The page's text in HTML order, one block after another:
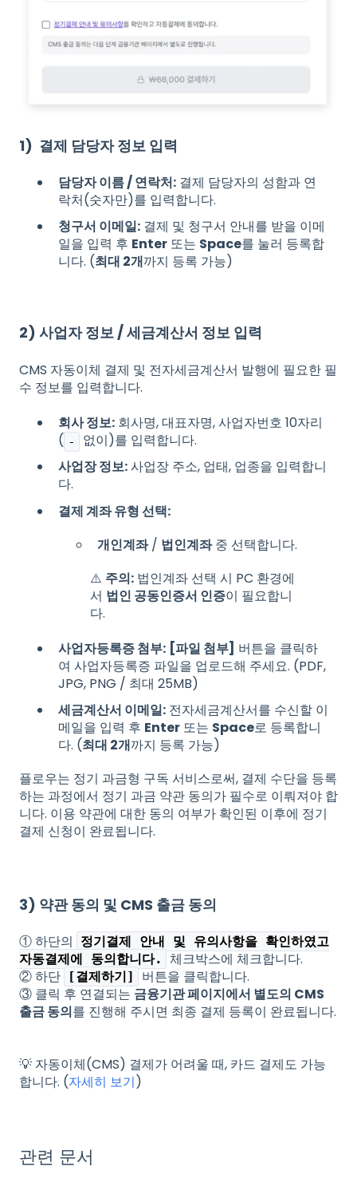
1) 결제 담당자 정보 입력
담당자 이름 / 연락처: 결제 담당자의 성함과 연
락처(숫자만)를 입력합니다.
청구서 이메일: 결제 및 청구서 안내를 받을 이메
일을 입력 후 Enter 또는 Space를 눌러 등록합
니다. (최대 2개까지 등록 가능)
2) 사업자 정보 / 세금계산서 정보 입력
CMS 자동이체 결제 및 전자세금계산서 발행에 필요한 필
수 정보를 입력합니다.
회사 정보: 회사명, 대표자명, 사업자번호 10자리
( -
없이)를 입력합니다.
사업장 정보:사업장 주소, 업태, 업종을 입력합니
다.
결제 계좌 유형 선택:
개인계좌/ 법인계좌중 선택합니다.
⚠️ 주의: 법인계좌 선택 시 PC 환경에
서 법인 공동인증서 인증이 필요합니
다.
사업자등록증 첨부: [파일 첨부] 버튼을 클릭하
여 사업자등록증 파일을 업로드해 주세요. (PDF,
JPG, PNG / 최대 25MB)
세금계산서 이메일: 전자세금계산서를 수신할 이
메일을 입력 후 Enter 또는 Space로 등록합니
다. (최대 2개까지 등록 가능)
플로우는 정기 과금형 구독 서비스로써, 결제 수단을 등록
하는 과정에서 정기 과금 약관 동의가 필수로 이뤄져야 합
니다. 이용 약관에 대한 동의 여부가 확인된 이후에 정기
결제 신청이 완료됩니다.
3) 약관 동의 및 CMS 출금 동의
① 하단의
정기결제 안내 및 유의사항을 확인하였고
자동결제에 동의합니다.
체크박스에 체크합니다.
② 하단
[결제하기]
버튼을 클릭합니다.
③ 클릭 후 연결되는 금융기관 페이지에서 별도의 CMS
출금 동의를 진행해 주시면 최종 결제 등록이 완료됩니다.
💡 자동이체(CMS) 결제가 어려울 때, 카드 결제도 가능
합니다. (자세히 보기)
관련 문서